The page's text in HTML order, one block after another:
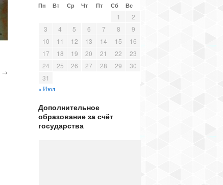
→
Пн Вт Ср Чт Пт Сб Вс
1
2
3
4 5 6 7 8
9
10
11 12 13 14 15
16
17
18 19 20 21 22
23
24
25 26 27 28 29
30
31
« Июл
Дополнительное
образование за счёт
государства